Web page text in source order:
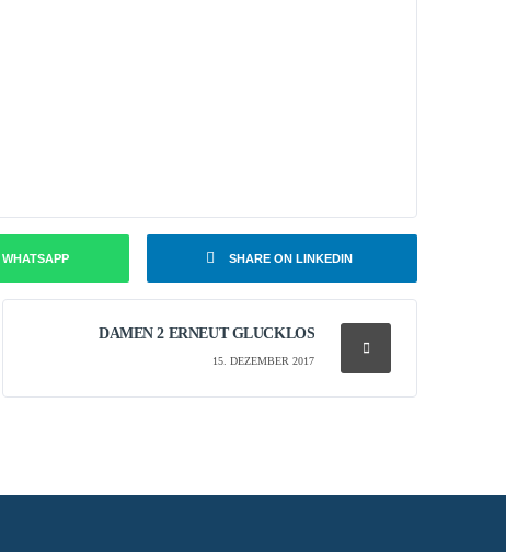
SHARE ON LINKEDIN
DAMEN 2 ERNEUT GLÜCKLOS
15. DEZEMBER 2017